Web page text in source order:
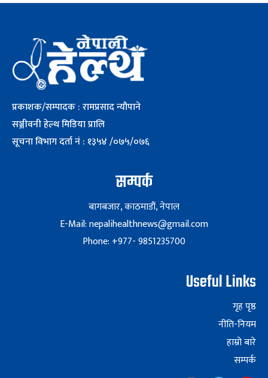
प्रकाशक/सम्पादक : रामप्रसाद न्यौपाने
सञ्जीवनी हेल्थ मिडिया प्रालि
सूचना विभाग दर्ता नं : १३५४ /०७५/०७६
सम्पर्क
बागबजार, काठमाडौं, नेपाल
E-Mail: nepalihealthnews@gmail.com
Phone: +977- 9851235700
Useful Links
गृह पृष्ठ
नीति-नियम
हाम्रो बारे
सम्पर्क